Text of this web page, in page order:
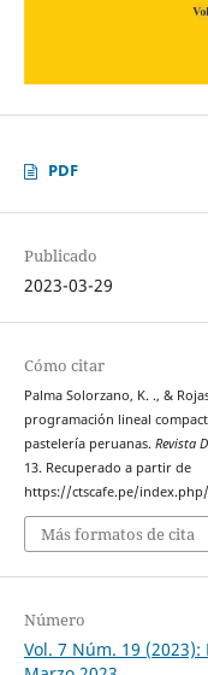
PDF
Publicado
2023-03-29
Cómo citar
Palma Solorzano, K. ., &
programación lineal
pastelería peruanas. Revista
13. Recuperado a partir de
https://ctscafe.pe/
Más formatos de cita
Número
Vol. 7 Núm. 19 (2023):